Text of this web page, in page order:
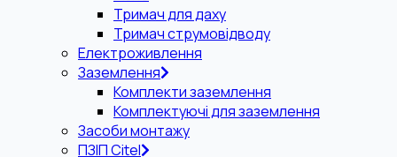
Тримач для даху
Тримач струмовідводу
Електроживлення
Заземлення
Комплекти заземлення
Комплектуючі для заземлення
Засоби монтажу
ПЗІП Citel